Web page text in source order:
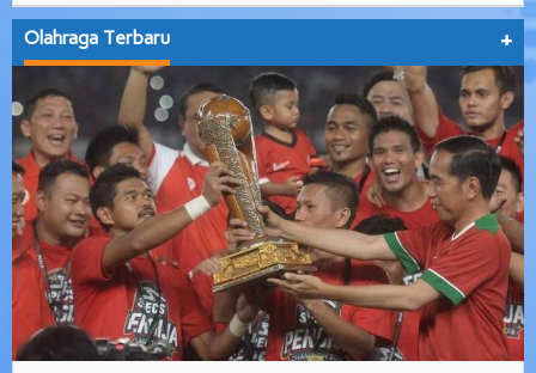
Olahraga Terbaru +